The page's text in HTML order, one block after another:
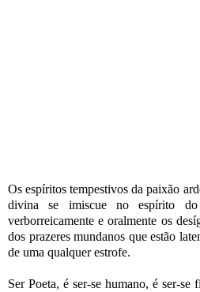
Os espíritos tempestivos da paixão
divina se imiscue no espírito
verborreicamente e oralmente os
dos prazeres mundanos que estão
de uma qualquer estrofe.
Ser Poeta, é ser-se humano, é ser-